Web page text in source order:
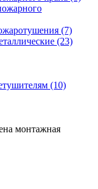
(7)
(23)
(10)
монтажная